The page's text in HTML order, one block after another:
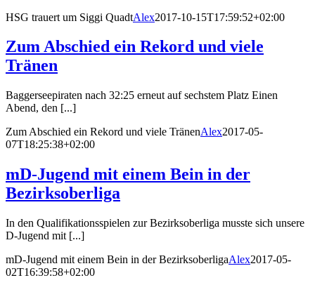
HSG trauert um Siggi QuadtAlex2017-10-15T17:59:52+02:00
Zum Abschied ein Rekord und viele
Tränen
Baggerseepiraten nach 32:25 erneut auf sechstem Platz Einen
Abend, den [...]
Zum Abschied ein Rekord und viele TränenAlex2017-05-
07T18:25:38+02:00
mD-Jugend mit einem Bein in der
Bezirksoberliga
In den Qualifikationsspielen zur Bezirksoberliga musste sich unsere
D-Jugend mit [...]
mD-Jugend mit einem Bein in der BezirksoberligaAlex2017-05-
02T16:39:58+02:00